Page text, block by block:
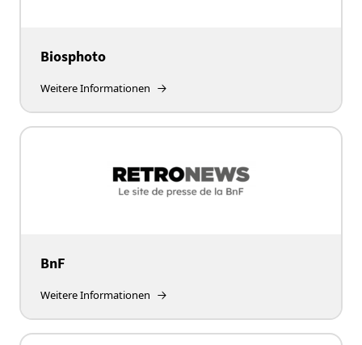
Biosphoto
Weitere Informationen
BnF
Weitere Informationen